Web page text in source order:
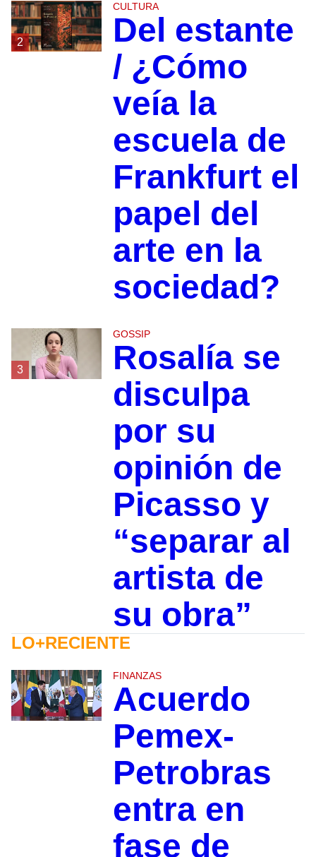
2
CULTURA
Del estante
/ ¿Cómo
veía la
escuela de
Frankfurt el
papel del
arte en la
sociedad?
3
GOSSIP
Rosalía se
disculpa
por su
opinión de
Picasso y
“separar al
artista de
su obra”
LO+RECIENTE
FINANZAS
Acuerdo
Pemex-
Petrobras
entra en
fase de